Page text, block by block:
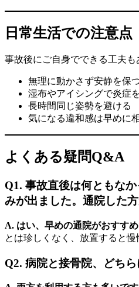
日常生活での注意点
事故後にご自身でできる工夫も
無理に動かさず安静を保
湿布やアイシングで炎症
長時間同じ姿勢を避ける
気になる違和感は早めに
よくある疑問Q&A
Q1. 事故直後は何ともな
みが出ました。通院した
A. はい、早めの通院がおすすめ
とは珍しくなく、放置すると慢
Q2. 病院と接骨院、どち